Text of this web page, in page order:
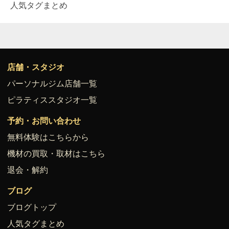
人気タグまとめ
店舗・スタジオ
パーソナルジム店舗一覧
ピラティススタジオ一覧
予約・お問い合わせ
無料体験はこちらから
機材の買取・取材はこちら
退会・解約
ブログ
ブログトップ
人気タグまとめ